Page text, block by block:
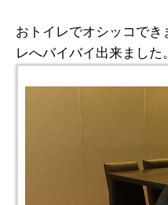
おトイレでオシッコで
レへバイバイ出来ました